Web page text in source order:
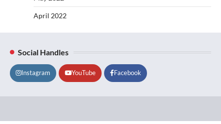
April 2022
Social Handles
Instagram YouTube Facebook